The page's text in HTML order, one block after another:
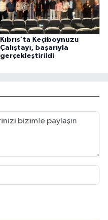
Kıbrıs’ta Keçiboynuzu
Çalıştayı, başarıyla
gerçekleştirildi